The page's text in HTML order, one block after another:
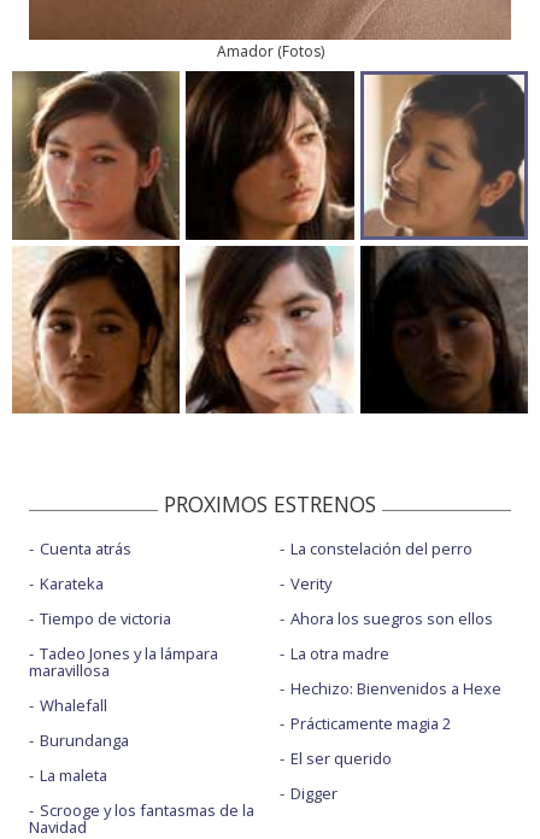
Amador(Fotos)
PROXIMOS ESTRENOS
Cuenta atrás
Karateka
Tiempo de victoria
Tadeo Jones y la lámpara
maravillosa
Whalefall
Burundanga
La maleta
Scrooge y los fantasmas de la
Navidad
La constelación del perro
Verity
Ahora los suegros son ellos
La otra madre
Hechizo: Bienvenidos a Hexe
Prácticamente magia 2
El ser querido
Digger